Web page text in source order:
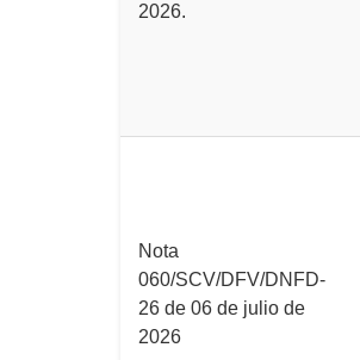
2026.
Nota
060/SCV/DFV/DNFD-
26 de 06 de julio de
2026